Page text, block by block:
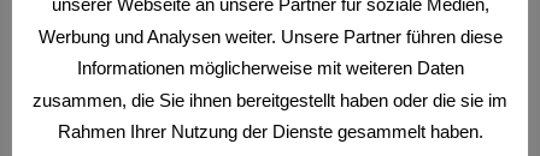
CFDS NEWS
unserer Webseite an unsere Partner für soziale Medien,
Werbung und Analysen weiter. Unsere Partner führen diese
Informationen möglicherweise mit weiteren Daten
zusammen, die Sie ihnen bereitgestellt haben oder die sie im
Rahmen Ihrer Nutzung der Dienste gesammelt haben.